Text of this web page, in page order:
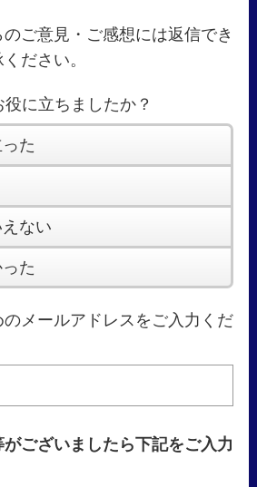
ご意見・ご感想には返信でき
ださい。
に立ちましたか？
た
ない
た
メールアドレスをご入力くだ
ございましたら下記をご入力